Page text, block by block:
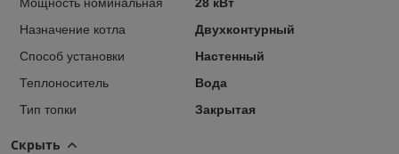
Назначение котла
Двухконтурный
Способ установки
Настенный
Теплоноситель
Вода
Тип топки
Закрытая
Скрыть